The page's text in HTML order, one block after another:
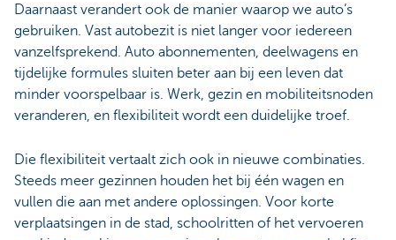
Daarnaast verandert ook de manier waarop we auto’s
gebruiken. Vast autobezit is niet langer voor iedereen
vanzelfsprekend. Auto abonnementen, deelwagens en
tijdelijke formules sluiten beter aan bij een leven dat
minder voorspelbaar is. Werk, gezin en mobiliteitsnoden
veranderen, en flexibiliteit wordt een duidelijke troef.
Die flexibiliteit vertaalt zich ook in nieuwe combinaties.
Steeds meer gezinnen houden het bij één wagen en
vullen die aan met andere oplossingen. Voor korte
verplaatsingen in de stad, schoolritten of het vervoeren